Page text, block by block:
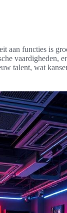
aan functies is
vaardigheden,
talent, wat